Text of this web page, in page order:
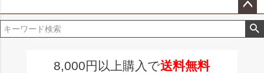
ペー
ジト
8,000円以上購入で送料無料